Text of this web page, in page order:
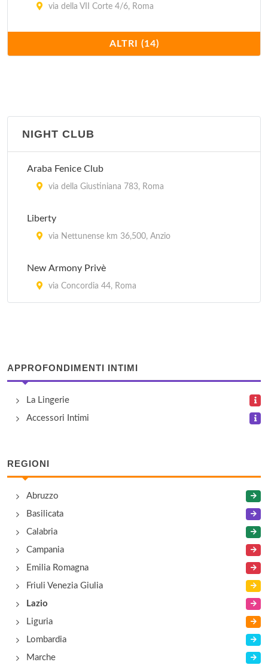
via della VII Corte 4/6, Roma
via Luciano Zuccoli 63, Roma
Cobra Due
Cobra Sexy Shop
Pensieri Segreti
Red Passion
via degli Abeti 12/14, Fonte Nuova
ALTRI (14)
NIGHT CLUB
Araba Fenice Club
via della Giustiniana 783, Roma
Liberty
via Nettunense km 36,500, Anzio
New Armony Privè
via Concordia 44, Roma
APPROFONDIMENTI INTIMI
La Lingerie
Accessori Intimi
REGIONI
Abruzzo
Basilicata
Calabria
Campania
Emilia Romagna
Friuli Venezia Giulia
Lazio
Liguria
Lombardia
Marche